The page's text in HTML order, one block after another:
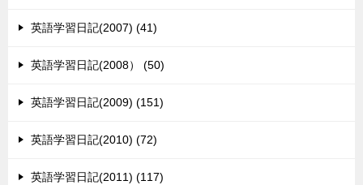
英語学習日記(2007) (41)
英語学習日記(2008） (50)
英語学習日記(2009) (151)
英語学習日記(2010) (72)
英語学習日記(2011) (117)